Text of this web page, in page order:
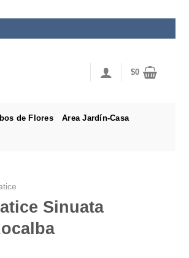
$0
de Flores Area Jardín-Casa
Sinuata